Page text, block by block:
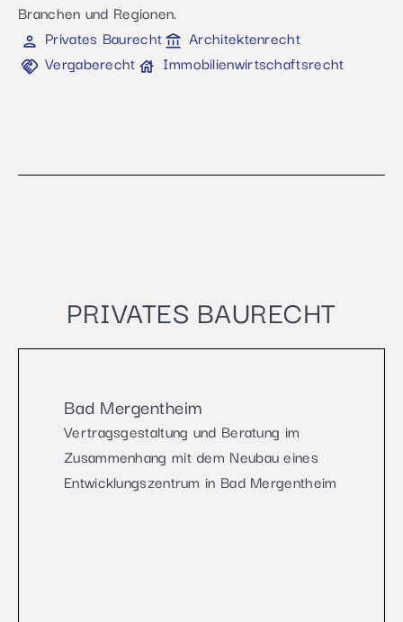
Branchen und Regionen.
Privates Baurecht
Architektenrecht
Vergaberecht
Immobilienwirtschaftsrecht
PRIVATES BAURECHT
Bad Mergentheim
Vertragsgestaltung und Beratung im
Zusammenhang mit dem Neubau eines
Entwicklungszentrum in Bad Mergentheim